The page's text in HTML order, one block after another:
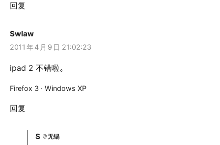
回复
Swlaw
2011 年4 月 9 日 21:02:23
ipad 2 不错啦。
Firefox 3 · Windows XP
回复
S 无锡